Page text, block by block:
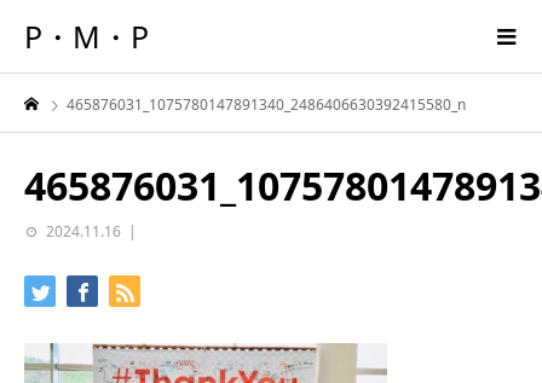
P・M・P
465876031_1075780147891340_2486406630392415580_n
2024.11.16